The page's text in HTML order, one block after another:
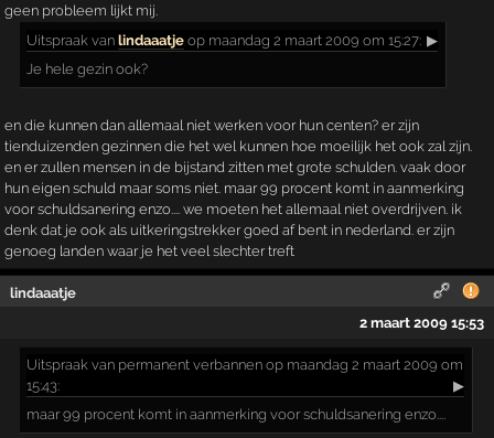
geen probleem lijkt mij.
Uitspraak vanlindaaatje op maandag 2 maart 2009 om 15:27: ▶
Je hele gezin ook?
en die kunnen dan allemaal niet werken voor hun centen? er zijn
tienduizenden gezinnen die het wel kunnen hoe moeilijk het ook zal zijn.
en er zullen mensen in de bijstand zitten met grote schulden. vaak door
hun eigen schuld maar soms niet. maar 99 procent komt in aanmerking
voor schuldsanering enzo.... we moeten het allemaal niet overdrijven. ik
denk dat je ook als uitkeringstrekker goed af bent in nederland. er zijn
genoeg landen waar je het veel slechter treft
lindaaatje
2 maart 2009 15:53
Uitspraak van permanent verbannen op maandag 2 maart 2009 om
15:43:
▶
maar 99 procent komt in aanmerking voor schuldsanering enzo....